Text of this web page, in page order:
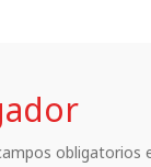
obligatorios